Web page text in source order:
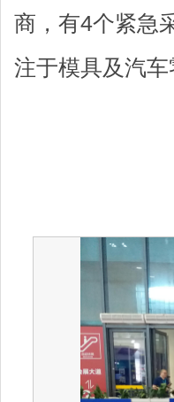
商，有4个紧急
注于模具及汽